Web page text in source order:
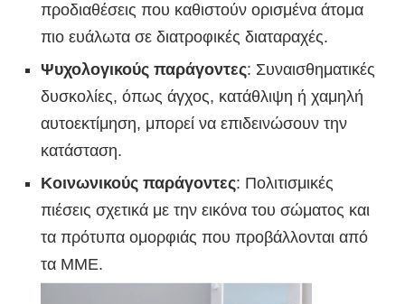
προδιαθέσεις που καθιστούν ορισμένα άτομα
πιο ευάλωτα σε διατροφικές διαταραχές.
Ψυχολογικούς παράγοντες: Συναισθηματικές
δυσκολίες, όπως άγχος, κατάθλιψη ή χαμηλή
αυτοεκτίμηση, μπορεί να επιδεινώσουν την
κατάσταση.
Κοινωνικούς παράγοντες: Πολιτισμικές
πιέσεις σχετικά με την εικόνα του σώματος και
τα πρότυπα ομορφιάς που προβάλλονται από
τα ΜΜΕ.